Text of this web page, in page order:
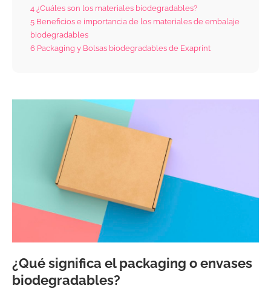
4 ¿Cuáles son los materiales biodegradables?
5 Beneficios e importancia de los materiales de embalaje
biodegradables
6 Packaging y Bolsas biodegradables de Exaprint
¿Qué significa el packaging o envases
biodegradables?